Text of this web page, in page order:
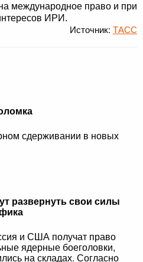
международное право и при
ИРИ.
Источник: ТАСС
сдерживании в новых
развернуть свои силы
и США получат право
ядерные боеголовки,
на складах. Согласно